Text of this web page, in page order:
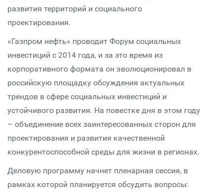
развития территорий и социального
проектирования.
«Газпром нефть» проводит Форум социальных
инвестиций с 2014 года, и за это время из
корпоративного формата он эволюционировал в
российскую площадку обсуждения актуальных
трендов в сфере социальных инвестиций и
устойчивого развития. На повестке дня в этом году
– объединение всех заинтересованных сторон для
проектирования и развития качественной
конкурентоспособной среды для жизни в регионах.
Деловую программу начнет пленарная сессия, в
рамках которой планируется обсудить вопросы: